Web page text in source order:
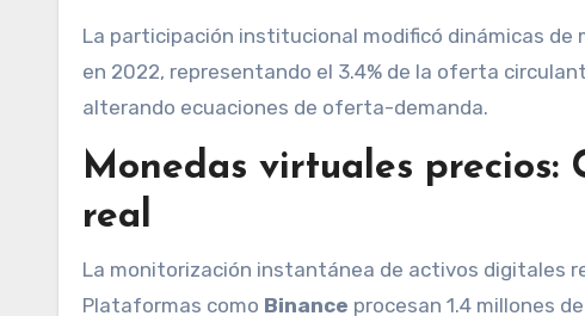
La participación institucional modificó dinámicas de
en 2022, representando el 3.4% de la oferta
alterando ecuaciones de oferta-demanda.
Monedas virtuales precios:
real
La monitorización instantánea de activos digitales
Plataformas como Binance procesan 1.4 millones